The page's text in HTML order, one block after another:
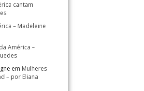
cantam
– Madeleine
América –
em Mulheres
– por Eliana